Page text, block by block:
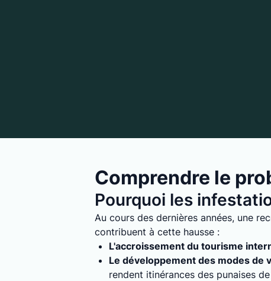
Comprendre le
Pourquoi les
Au cours des dernières années, une
contribuent à cette hausse :
L'accroissement du tourisme
Le développement des modes de
rendent itinérances des punaises